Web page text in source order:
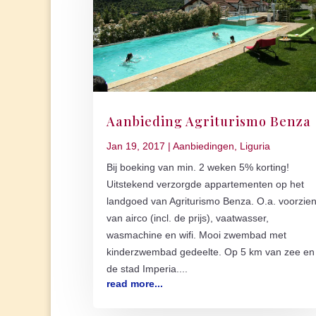
Aanbieding Agriturismo Benza
Jan 19, 2017 | Aanbiedingen
Liguria
Bij boeking van min. 2 weken 5% korting!
Uitstekend verzorgde appartementen op het
landgoed van Agriturismo Benza. O.a. voorzien
van airco (incl. de prijs), vaatwasser,
wasmachine en wifi. Mooi zwembad met
kinderzwembad gedeelte. Op 5 km van zee en
de stad Imperia....
read more...